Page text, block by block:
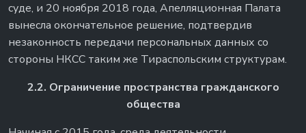
суде, и 20 ноября 2018 года, Апелляционная Палата
вынесла окончательное решение, подтвердив
незаконность передачи персональных данных со
стороны НКСС таким же Тираспольским структурам.
2.2. Ограничение пространства гражданского
общества